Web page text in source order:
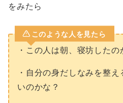
をみたら
このような人を見たら
・この人は朝、寝坊したの
・自分の身だしなみを整
いのかな？